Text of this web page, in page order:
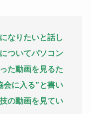
なりたいと話し
ついてパソコン
た動画を見るた
会に入る”と書い
の動画を見てい